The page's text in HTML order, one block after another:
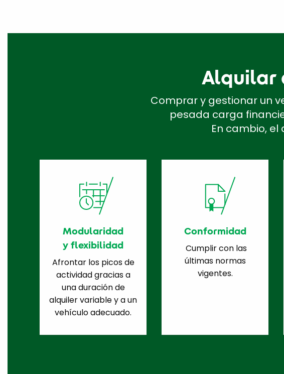
Alquilar
Comprar y gestionar un
pesada carga
En cambio,
Modularidad
y flexibilidad
Afrontar los picos de
actividad gracias a
una duración de
alquiler variable y a un
vehículo adecuado.
Conformidad
Cumplir con las
últimas normas
vigentes.